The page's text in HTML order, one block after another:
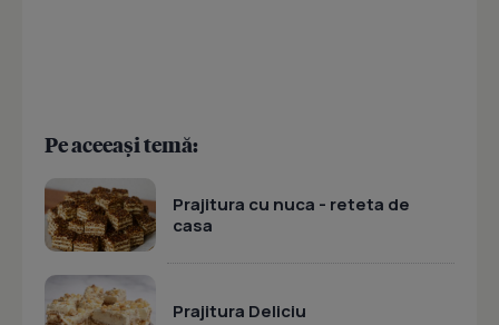
Pe aceeași temă:
Prajitura cu nuca - reteta de
casa
Prajitura Deliciu